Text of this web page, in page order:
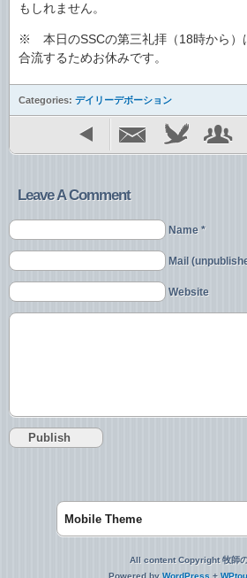
もしれません。
※ 本日のSSCの第三礼拝（18時から）
合流するためお休みです。
Categories: デイリーデボーション
Leave A Comment
Name *
Mail
Website
Mobile Theme
All content Copyright 牧師
Powered by WordPress +